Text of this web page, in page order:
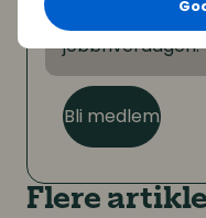
jobbhverdagen.
Bli medlem
Flere